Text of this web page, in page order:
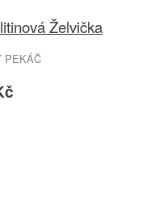
Želvička
PEKÁČ